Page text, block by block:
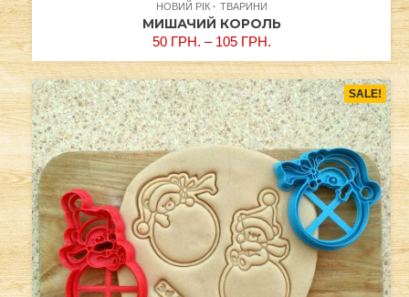
НОВИЙ РІК ТВАРИНИ
МИШАЧИЙ КОРОЛЬ
50 ГРН. – 105 ГРН.
SALE!